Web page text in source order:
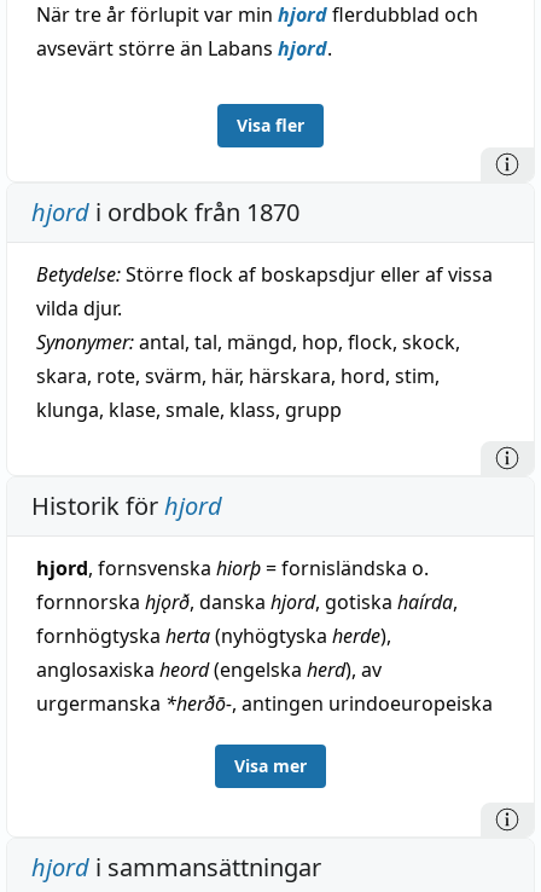
När tre år förlupit var min hjordflerdubblad och
avsevärt större än Labans hjord.
Visa fler
hjord i ordbok från 1870
Betydelse:Större flock af boskapsdjur eller af vissa
vilda djur.
Synonymer:antal, tal, mängd, hop, flock, skock,
skara, rote, svärm, här, härskara, hord, stim,
klunga, klase, smale, klass, grupp
Historik förhjord
hjord, fornsvenska hiorþ= fornisländska o.
fornnorska hjǫrð, danska hjord, gotiska haírda,
fornhögtyska herta(nyhögtyska herde),
anglosaxiska heord(engelska herd), av
urgermanska *herðō-, antingen urindoeuropeiska
hjord, eller = urindoeuropeiska
fornhögtyskaherta, växling). — Avledning: herde,
Visa mer
hjord i sammansättningar